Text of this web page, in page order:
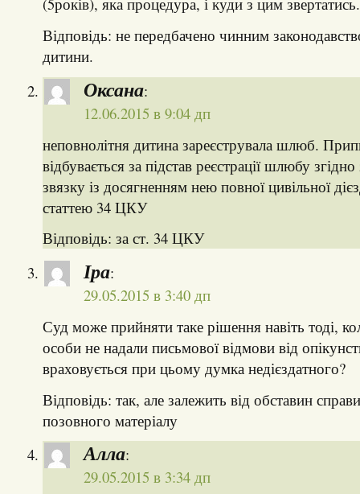
Відповідь: не передбачено чинним
дитини.
Оксана:
12.06.2015 в 9:04 дп
неповнолітня дитина зареєструвала шлюб.
відбувається за підстав реєстрації шлюбу
звязку із досягненням нею повної цивільної
статтею 34 ЦКУ
Відповідь: за ст. 34 ЦКУ
Іра:
29.05.2015 в 3:40 дп
Суд може прийняти таке рішення навіть тоді,
особи не надали письмової відмови від
враховується при цьому думка недієздатного?
Відповідь: так, але залежить від обставин
позовного матеріалу
Алла:
29.05.2015 в 3:34 дп